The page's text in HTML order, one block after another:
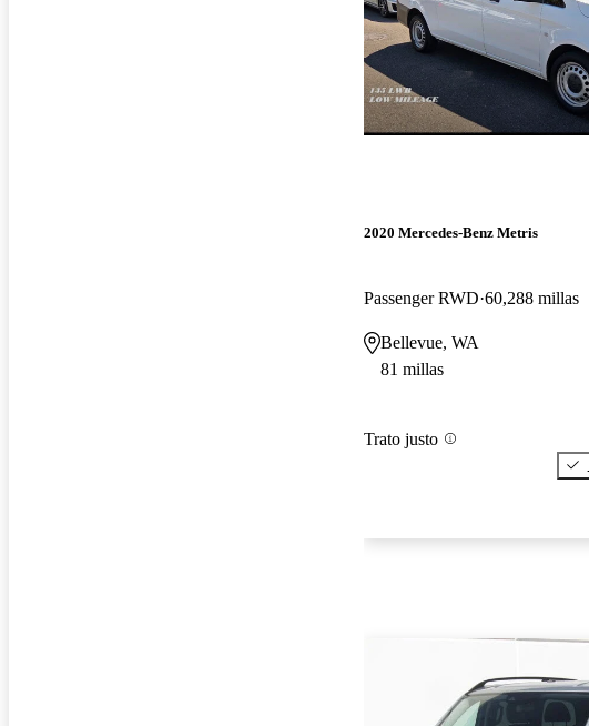
2020 Mercedes-Benz Metris
Passenger RWD 60,288 millas
Bellevue, WA
81 millas
Trato justo